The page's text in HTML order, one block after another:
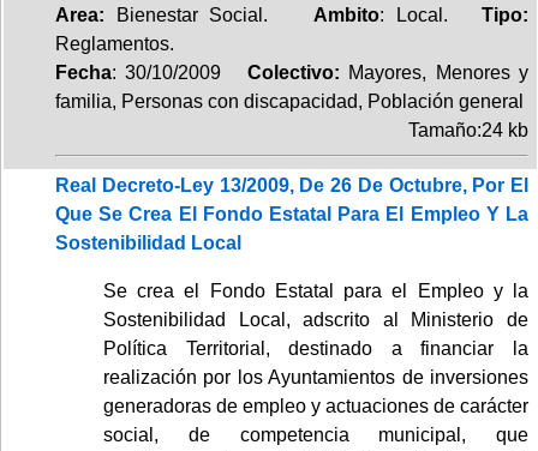
Area: Bienestar Social. Ambito: Local. Tipo:
Reglamentos.
Fecha: 30/10/2009 Colectivo: Mayores, Menores y
familia, Personas con discapacidad, Población general
Tamaño:24 kb
Real Decreto-Ley 13/2009, De 26 De Octubre, Por El
Que Se Crea El Fondo Estatal Para El Empleo Y La
Sostenibilidad Local
Se crea el Fondo Estatal para el Empleo y la
Sostenibilidad Local, adscrito al Ministerio de
Política Territorial, destinado a financiar la
realización por los Ayuntamientos de inversiones
generadoras de empleo y actuaciones de carácter
social, de competencia municipal, que